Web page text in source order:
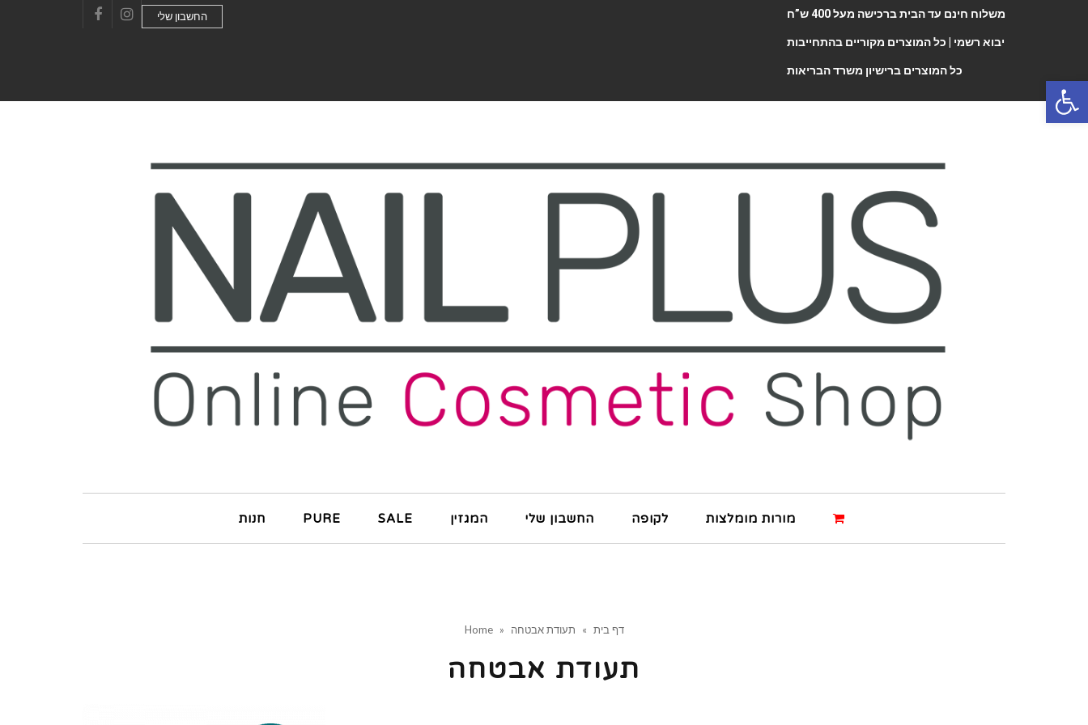
Instagram
החשבון שלי משלוח חינם עד הבית ברכישה מעל 400 ש”ח
יבוא רשמי | כל המוצרים מקוריים בהתחייבות
כל המוצרים ברישיון משרד הבריאות
חנות PURE SALE המגזין החשבון שלי לקופה מורות מומלצות
Home » דף בית » תעודת אבטחה
תעודת אבטחה